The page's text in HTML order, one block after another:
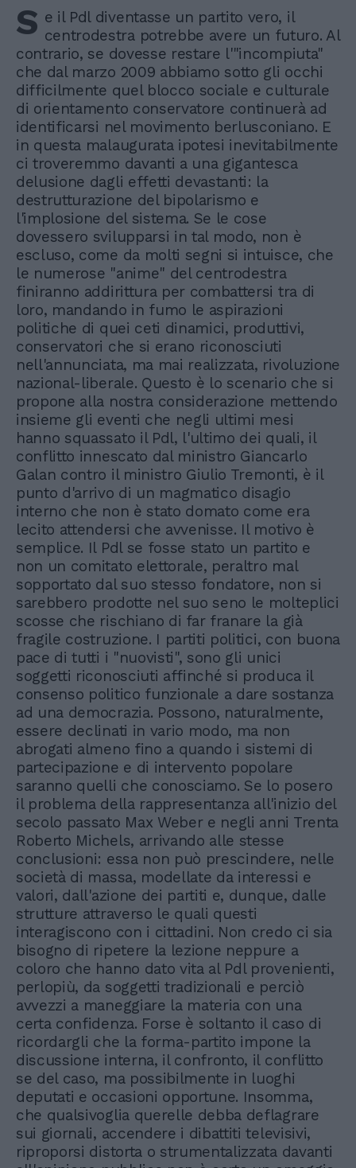
S e il Pdl diventasse un partito vero, il
centrodestra potrebbe avere un futuro. Al
contrario, se dovesse restare l'"incompiuta"
che dal marzo 2009 abbiamo sotto gli occhi
difficilmente quel blocco sociale e culturale
di orientamento conservatore continuerà ad
identificarsi nel movimento berlusconiano. E
in questa malaugurata ipotesi inevitabilmente
ci troveremmo davanti a una gigantesca
delusione dagli effetti devastanti: la
destrutturazione del bipolarismo e
l'implosione del sistema. Se le cose
dovessero svilupparsi in tal modo, non è
escluso, come da molti segni si intuisce, che
le numerose "anime" del centrodestra
finiranno addirittura per combattersi tra di
loro, mandando in fumo le aspirazioni
politiche di quei ceti dinamici, produttivi,
conservatori che si erano riconosciuti
nell'annunciata, ma mai realizzata, rivoluzione
nazional-liberale. Questo è lo scenario che si
propone alla nostra considerazione mettendo
insieme gli eventi che negli ultimi mesi
hanno squassato il Pdl, l'ultimo dei quali, il
conflitto innescato dal ministro Giancarlo
Galan contro il ministro Giulio Tremonti, è il
punto d'arrivo di un magmatico disagio
interno che non è stato domato come era
lecito attendersi che avvenisse. Il motivo è
semplice. Il Pdl se fosse stato un partito e
non un comitato elettorale, peraltro mal
sopportato dal suo stesso fondatore, non si
sarebbero prodotte nel suo seno le molteplici
scosse che rischiano di far franare la già
fragile costruzione. I partiti politici, con buona
pace di tutti i "nuovisti", sono gli unici
soggetti riconosciuti affinché si produca il
consenso politico funzionale a dare sostanza
ad una democrazia. Possono, naturalmente,
essere declinati in vario modo, ma non
abrogati almeno fino a quando i sistemi di
partecipazione e di intervento popolare
saranno quelli che conosciamo. Se lo posero
il problema della rappresentanza all'inizio del
secolo passato Max Weber e negli anni Trenta
Roberto Michels, arrivando alle stesse
conclusioni: essa non può prescindere, nelle
società di massa, modellate da interessi e
valori, dall'azione dei partiti e, dunque, dalle
strutture attraverso le quali questi
interagiscono con i cittadini. Non credo ci sia
bisogno di ripetere la lezione neppure a
coloro che hanno dato vita al Pdl provenienti,
perlopiù, da soggetti tradizionali e perciò
avvezzi a maneggiare la materia con una
certa confidenza. Forse è soltanto il caso di
ricordargli che la forma-partito impone la
discussione interna, il confronto, il conflitto
se del caso, ma possibilmente in luoghi
deputati e occasioni opportune. Insomma,
che qualsivoglia querelle debba deflagrare
sui giornali, accendere i dibattiti televisivi,
riproporsi distorta o strumentalizzata davanti